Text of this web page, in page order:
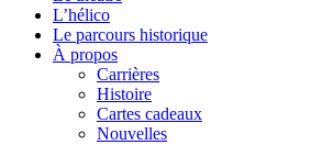
L’hélico
Le parcours historique
À propos
Carrières
Histoire
Cartes cadeaux
Nouvelles